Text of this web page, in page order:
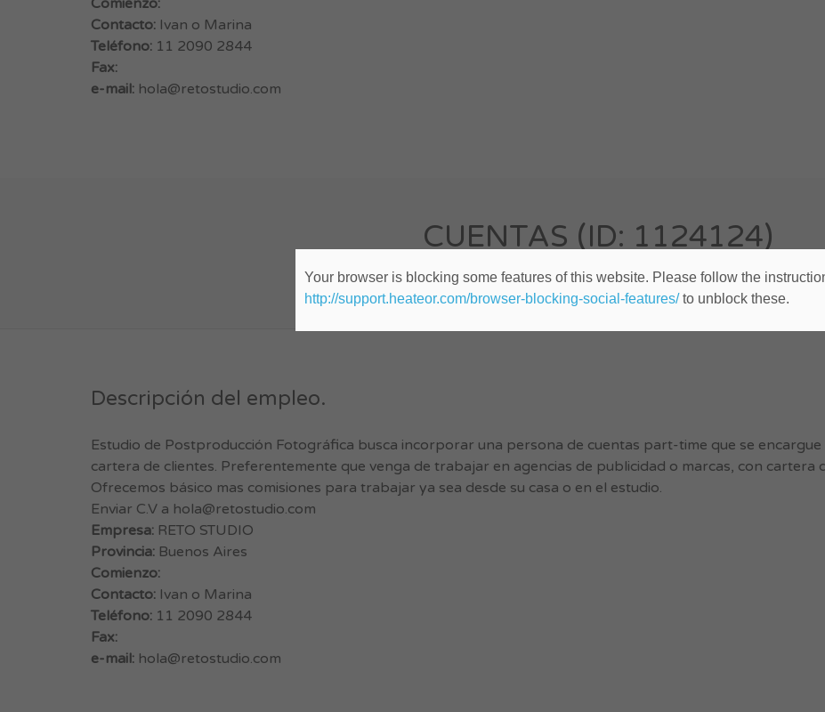
Comienzo:
Contacto: Ivan o Marina
Teléfono: 11 2090 2844
Fax:
e-mail: hola@retostudio.com
CUENTAS (ID: 1124124)
Cualquier lugar Publicado hace 10 años
Descripción del empleo.
Estudio de Postproducción Fotográfica busca incorporar una persona de cuentas part-time que se
cartera de clientes. Preferentemente que venga de trabajar en agencias de publicidad o marcas, con cartera
Ofrecemos básico mas comisiones para trabajar ya sea desde su casa o en el estudio.
Enviar C.V a hola@retostudio.com
Empresa: RETO STUDIO
Provincia: Buenos Aires
Comienzo:
Contacto: Ivan o Marina
Teléfono: 11 2090 2844
Fax:
e-mail: hola@retostudio.com
Your browser is blocking some features of this website. Please follow the
http://support.heateor.com/browser-blocking-social-features/to unblock these.